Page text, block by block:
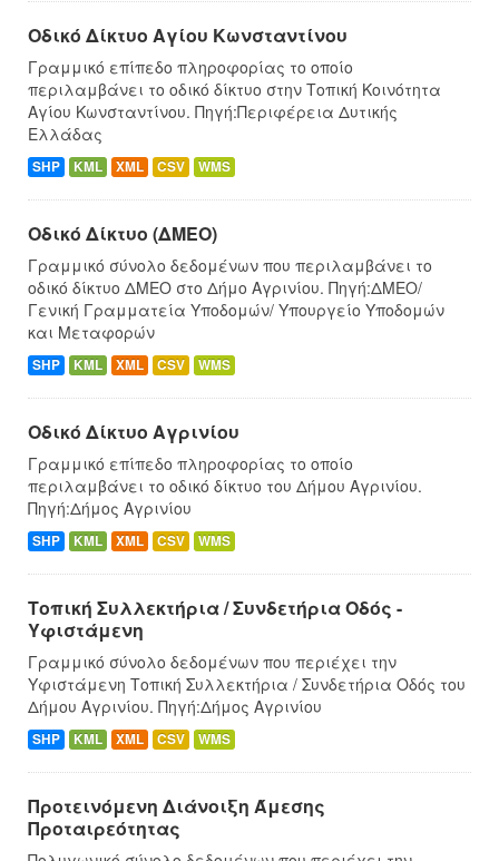
Οδικό Δίκτυο Αγίου Κωνσταντίνου
Γραμμικό επίπεδο πληροφορίας το οποίο
περιλαμβάνει το οδικό δίκτυο στην Τοπική Κοινότητα
Αγίου Κωνσταντίνου. Πηγή:Περιφέρεια Δυτικής
Ελλάδας
SHP KML XML CSV WMS
Οδικό Δίκτυο (ΔΜΕΟ)
Γραμμικό σύνολο δεδομένων που περιλαμβάνει το
οδικό δίκτυο ΔΜΕΟ στο Δήμο Αγρινίου. Πηγή:ΔΜΕΟ/
Γενική Γραμματεία Υποδομών/ Υπουργείο Υποδομών
και Μεταφορών
SHP KML XML CSV WMS
Οδικό Δίκτυο Αγρινίου
Γραμμικό επίπεδο πληροφορίας το οποίο
περιλαμβάνει το οδικό δίκτυο του Δήμου Αγρινίου.
Πηγή:Δήμος Αγρινίου
SHP KML XML CSV WMS
Τοπική Συλλεκτήρια / Συνδετήρια Οδός -
Υφιστάμενη
Γραμμικό σύνολο δεδομένων που περιέχει την
Υφιστάμενη Τοπική Συλλεκτήρια / Συνδετήρια Οδός του
Δήμου Αγρινίου. Πηγή:Δήμος Αγρινίου
SHP KML XML CSV WMS
Προτεινόμενη Διάνοιξη Άμεσης
Προταιρεότητας